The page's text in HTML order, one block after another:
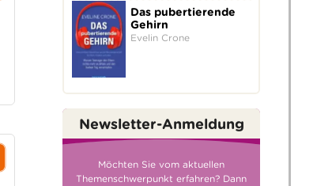
Das pubertierende
Gehirn
Evelin Crone
Newsletter-Anmeldung
Möchten Sie vom aktuellen
Themenschwerpunkt erfahren? Dann